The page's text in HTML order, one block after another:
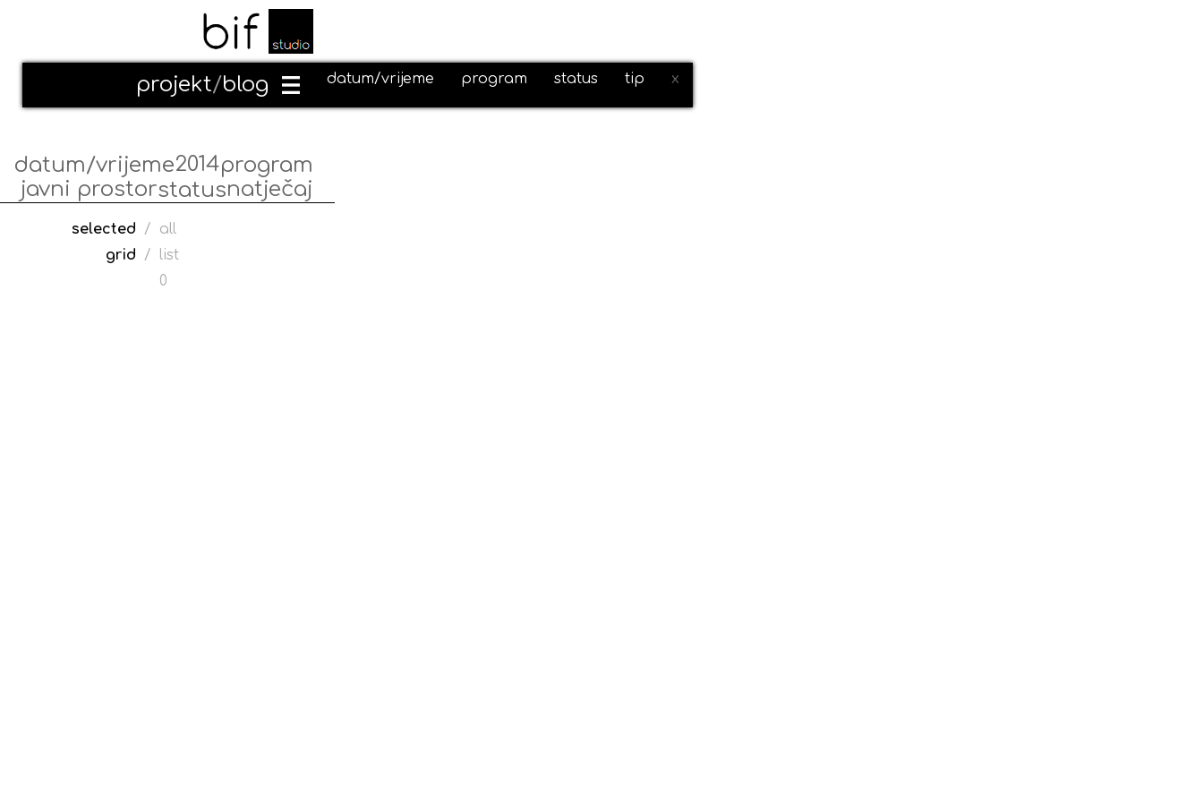
projekt/blog datum/vrijeme program status tip x
datum/vrijeme2014program
javni prostorstatusnatječaj
selected /
all
grid
/
list
0